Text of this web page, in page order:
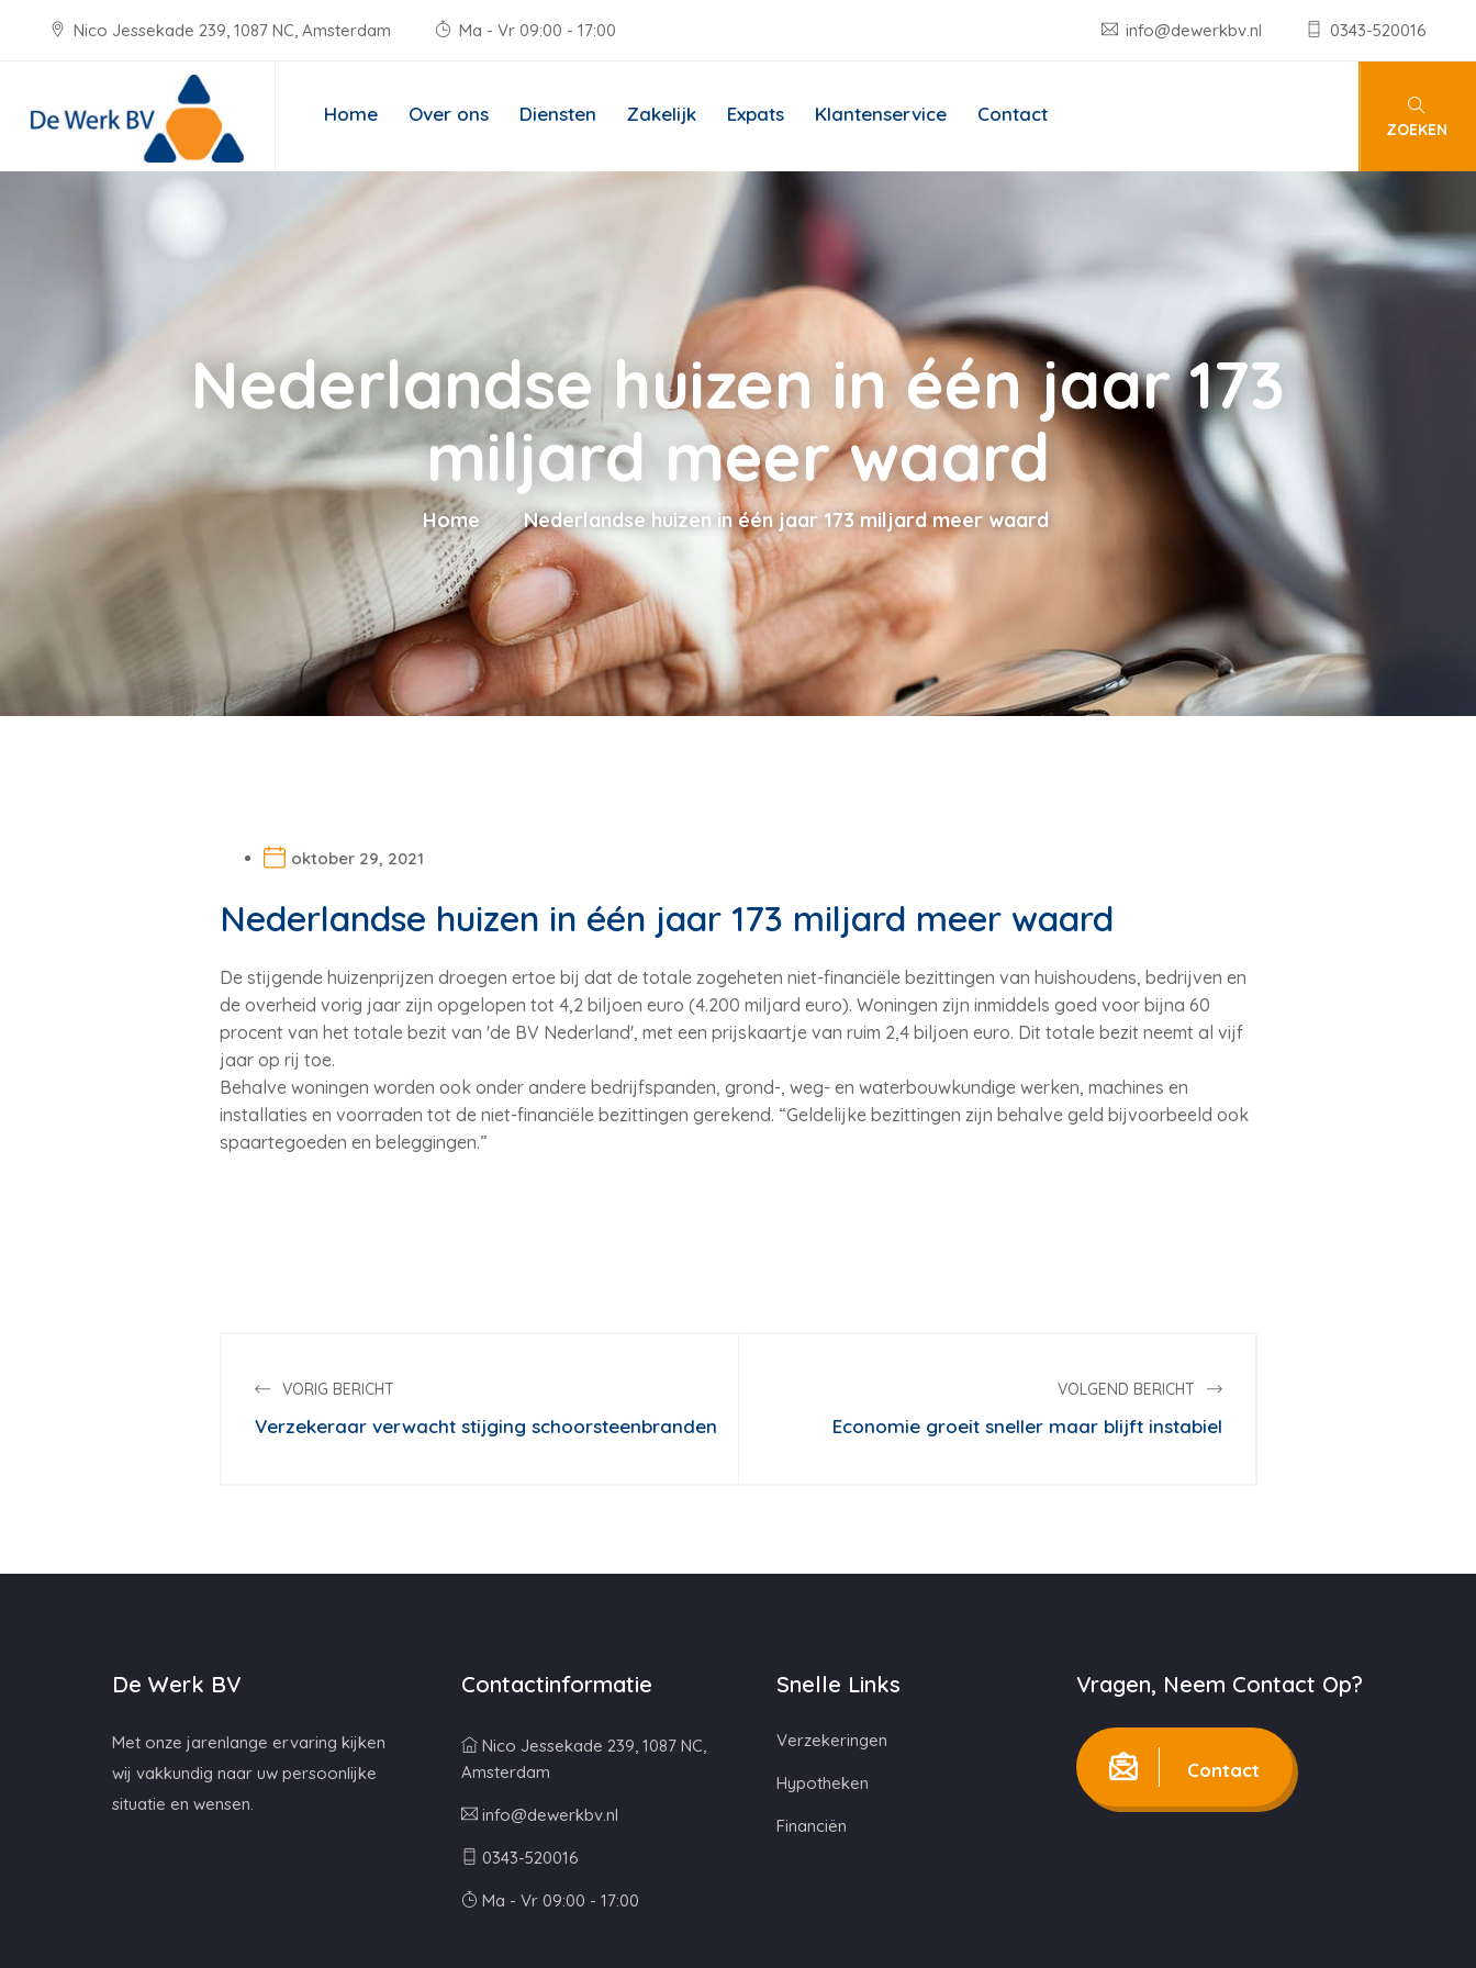
Nico Jessekade 239, 1087 NC, Amsterdam Ma - Vr 09:00 - 17:00 info@dewerkbv.nl 0343-520016
Home Over ons Diensten Zakelijk Expats Klantenservice Contact
ZOEKEN
Nederlandse huizen in één jaar 173
miljard meer waard
Home Nederlandse huizen in één jaar 173 miljard meer waard
oktober 29, 2021
Nederlandse huizen in één jaar 173 miljard meer waard
De stijgende huizenprijzen droegen ertoe bij dat de totale zogeheten niet-financiële bezittingen van huishoudens, bedrijven en
de overheid vorig jaar zijn opgelopen tot 4,2 biljoen euro (4.200 miljard euro). Woningen zijn inmiddels goed voor bijna 60
procent van het totale bezit van 'de BV Nederland', met een prijskaartje van ruim 2,4 biljoen euro. Dit totale bezit neemt al vijf
jaar op rij toe.
Behalve woningen worden ook onder andere bedrijfspanden, grond-, weg- en waterbouwkundige werken, machines en
installaties en voorraden tot de niet-financiële bezittingen gerekend. “Geldelijke bezittingen zijn behalve geld bijvoorbeeld ook
spaartegoeden en beleggingen.”
VORIG BERICHT
Verzekeraar verwacht stijging schoorsteenbranden
VOLGEND BERICHT
Economie groeit sneller maar blijft instabiel
De Werk BV
Met onze jarenlange ervaring kijken
wij vakkundig naar uw persoonlijke
situatie en wensen.
Contactinformatie
Nico Jessekade 239, 1087 NC,
Amsterdam
info@dewerkbv.nl
0343-520016
Ma - Vr 09:00 - 17:00
Snelle Links
Verzekeringen
Hypotheken
Financiën
Vragen, Neem Contact Op?
Contact